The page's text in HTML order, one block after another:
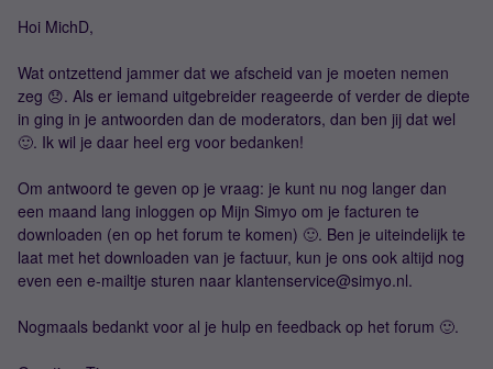
Hoi MichD,
Wat ontzettend jammer dat we afscheid van je moeten nemen
zeg 😞. Als er iemand uitgebreider reageerde of verder de diepte
in ging in je antwoorden dan de moderators, dan ben jij dat wel
🙂. Ik wil je daar heel erg voor bedanken!
Om antwoord te geven op je vraag: je kunt nu nog langer dan
een maand lang inloggen op Mijn Simyo om je facturen te
downloaden (en op het forum te komen) 🙂. Ben je uiteindelijk te
laat met het downloaden van je factuur, kun je ons ook altijd nog
even een e-mailtje sturen naar klantenservice@simyo.nl.
Nogmaals bedankt voor al je hulp en feedback op het forum 🙂.